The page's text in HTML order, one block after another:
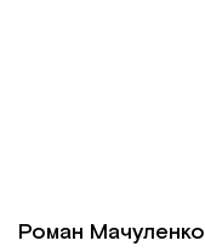
Роман Мачуленко